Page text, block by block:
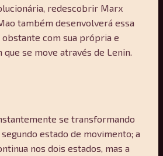
redescobrir Marx
também desenvolverá essa
com sua própria e
se move através de Lenin.
se transformando
estado de movimento; a
nos dois estados, mas a